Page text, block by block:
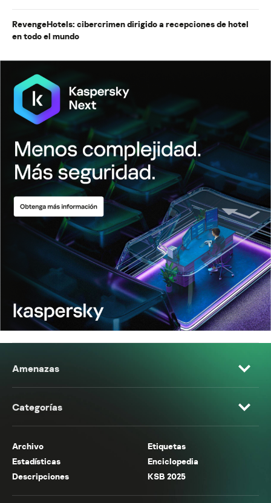
RevengeHotels: cibercrimen dirigido a recepciones de hotel
en todo el mundo
Amenazas
Categorías
Archivo
Etiquetas
Estadísticas
Enciclopedia
Descripciones
KSB 2025